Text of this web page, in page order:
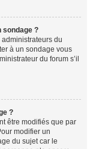
sondage ?
administrateurs du
à un sondage vous
du forum s’il
?
être modifiés que par
modifier un
du sujet car le